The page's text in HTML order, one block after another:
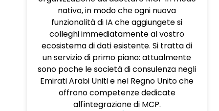
nativo, in modo che ogni nuova
funzionalità di IA che aggiungete si
colleghi immediatamente al vostro
ecosistema di dati esistente. Si tratta di
un servizio di primo piano: attualmente
sono poche le società di consulenza negli
Emirati Arabi Uniti e nel Regno Unito che
offrono competenze dedicate
all'integrazione di MCP.